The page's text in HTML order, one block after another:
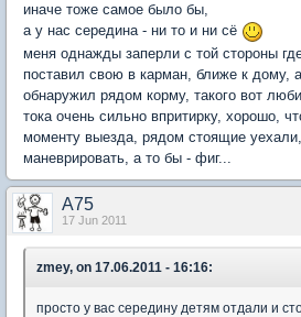
иначе тоже самое было бы,
а у нас середина - ни то и ни сё
меня однажды заперли с той стороны
поставил свою в карман, ближе к дому,
обнаружил рядом корму, такого вот
тока очень сильно впритирку, хорошо,
моменту выезда, рядом стоящие
маневрировать, а то бы - фиг...
A75
17 Jun 2011
zmey, on 17.06.2011 - 16:16:
просто у вас середину детям отдали и